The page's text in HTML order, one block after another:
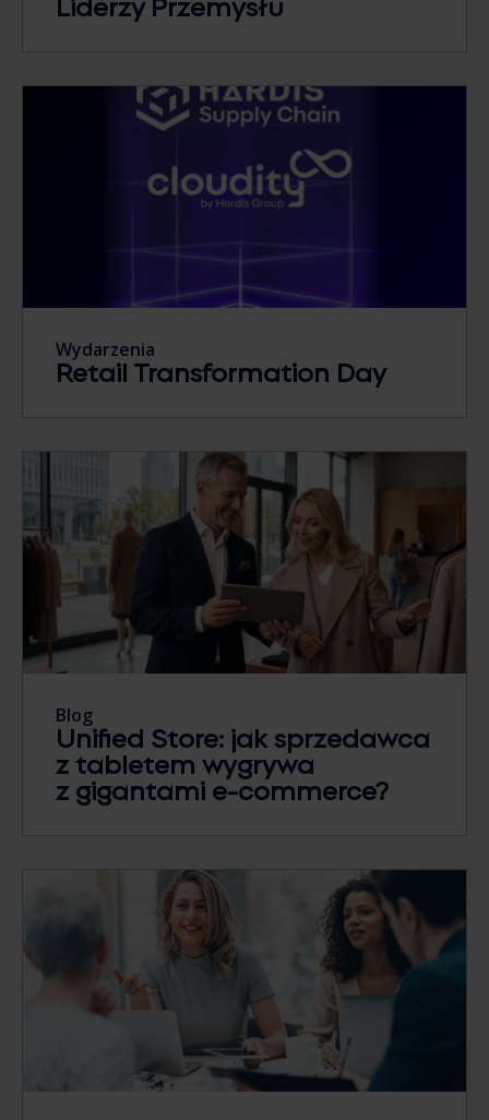
Wydarzenia
Retail Transformation Day
Blog
Unified Store: jak sprzedawca
z tabletem wygrywa
z gigantami e-commerce?